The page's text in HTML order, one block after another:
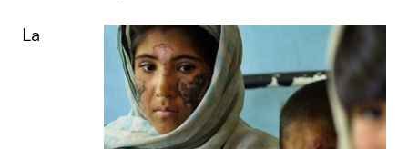
La